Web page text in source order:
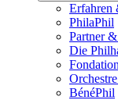
Erfahren
PhilaPhil
Partner
Die
BénéPhil